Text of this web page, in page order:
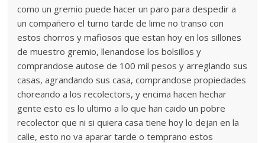
como un gremio puede hacer un paro para despedir a
un compañero el turno tarde de lime no transo con
estos chorros y mafiosos que estan hoy en los sillones
de muestro gremio, llenandose los bolsillos y
comprandose autose de 100 mil pesos y arreglando sus
casas, agrandando sus casa, comprandose propiedades
choreando a los recolectors, y encima hacen hechar
gente esto es lo ultimo a lo que han caido un pobre
recolector que ni si quiera casa tiene hoy lo dejan en la
calle, esto no va aparar tarde o temprano estos